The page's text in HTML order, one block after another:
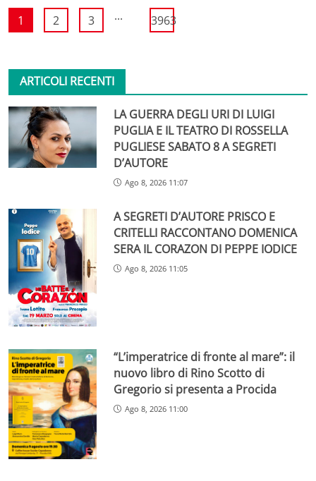
1 2 3 ... 3963
ARTICOLI RECENTI
LA GUERRA DEGLI URI DI LUIGI
PUGLIA E IL TEATRO DI ROSSELLA
PUGLIESE SABATO 8 A SEGRETI
D’AUTORE
Ago 8, 2026 11:07
A SEGRETI D’AUTORE PRISCO E
CRITELLI RACCONTANO DOMENICA
SERA IL CORAZON DI PEPPE IODICE
Ago 8, 2026 11:05
“L’imperatrice di fronte al mare”: il
nuovo libro di Rino Scotto di
Gregorio si presenta a Procida
Ago 8, 2026 11:00